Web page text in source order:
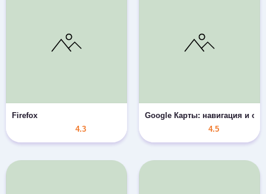
Firefox
4.3
Google Карты: навигация и
4.5